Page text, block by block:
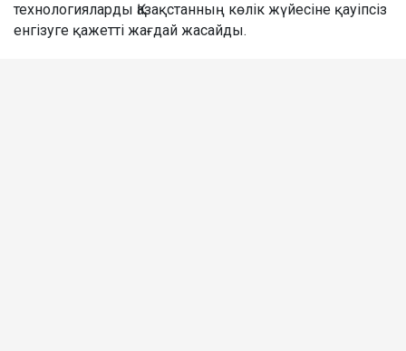
технологияларды Қазақстанның көлік жүйесіне қауіпсіз
енгізуге қажетті жағдай жасайды.